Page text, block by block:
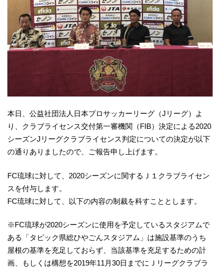
本日、公益社団法人日本プロサッカーリーグ（Jリーグ）よ
り、クラブライセンス交付第一審機関（FIB）決定による2020
シーズンJリーグクラブライセンス判定についての決定が以下
の通りありましたので、ご報告申し上げます。
FC琉球に対して、2020シーズンに関するＪ１クラブライセン
スを付与します。
FC琉球に対して、以下の内容の制裁を科すこととします。
※FC琉球が2020シーズンに使用を予定しているスタジアムで
ある「タピック県総ひやごんスタジアム」は施設基準のうち
屋根の基準を充足しておらず、当該基準を充足するための計
画、もしくは構想を2019年11月30日までにＪリーグクラブラ